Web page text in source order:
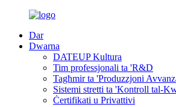
Dar
Dwarna
DATEUP Kultura
Tim professjonali ta 'R&D
Tagħmir ta 'Produzzjoni
Sistemi stretti ta 'Kontroll tal-
Ċertifikati u Privattivi